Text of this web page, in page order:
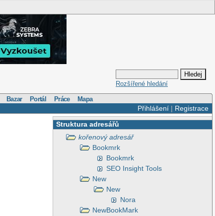
Rozšířené hledání
Bazar Portál Práce Mapa
Přihlášení| Registrace
Struktura adresářů
kořenový adresář
Bookmrk
Bookmrk
SEO Insight Tools
New
New
Nora
NewBookMark